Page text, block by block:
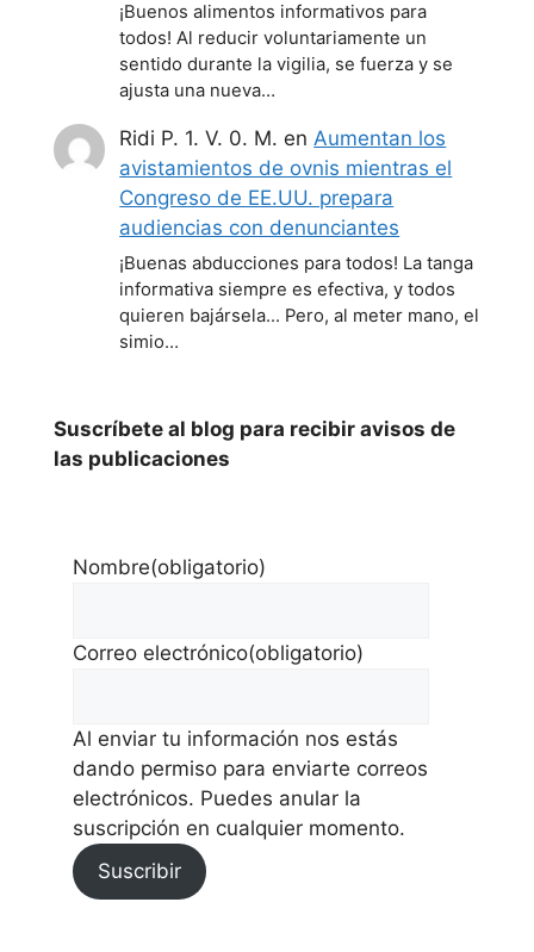
¡Buenos alimentos informativos para
todos! Al reducir voluntariamente un
sentido durante la vigilia, se fuerza y se
ajusta una nueva…
Ridi P. 1. V. 0. M. enAumentan los
avistamientos de ovnis mientras el
Congreso de EE.UU. prepara
audiencias con denunciantes
¡Buenas abducciones para todos! La tanga
informativa siempre es efectiva, y todos
quieren bajársela... Pero, al meter mano, el
simio…
Suscríbete al blog para recibir avisos de
las publicaciones
Nombre(obligatorio)
Correo electrónico(obligatorio)
Al enviar tu información nos estás
dando permiso para enviarte correos
electrónicos. Puedes anular la
suscripción en cualquier momento.
Suscribir